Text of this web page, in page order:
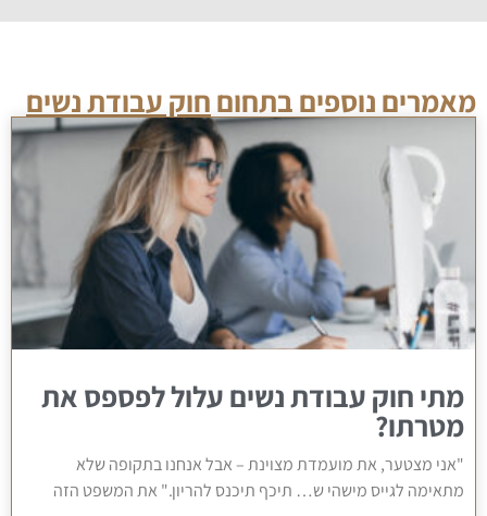
מאמרים נוספים בתחוםחוק עבודת נשים
מתי חוק עבודת נשים עלול לפספס את
מטרתו?
"אני מצטער, את מועמדת מצוינת – אבל אנחנו בתקופה שלא
מתאימה לגייס מישהי ש… תיכף תיכנס להריון." את המשפט הזה